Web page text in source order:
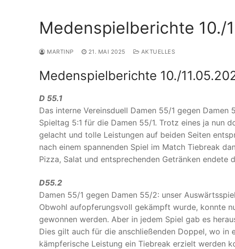
Medenspielberichte 10./
MARTINP 21. MAI 2025 AKTUELLES
Medenspielberichte 10./
D 55.1
Das interne Vereinsduell Damen 55/1 gegen
Spieltag 5:1 für die Damen 55/1. Trotz eines ja nun
gelacht und tolle Leistungen auf beiden Seiten
nach einem spannenden Spiel im Match Tiebreak
Pizza, Salat und entsprechenden Getränken endete
D55.2
Damen 55/1 gegen Damen 55/2: unser
Obwohl aufopferungsvoll gekämpft wurde, konnte
gewonnen werden. Aber in jedem Spiel gab es
Dies gilt auch für die anschließenden Doppel, wo in
kämpferische Leistung ein Tiebreak erzielt werden